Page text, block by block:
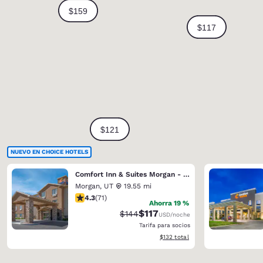
NUEVO EN CHOICE HOTELS
Comfort Inn & Suites Morgan - South Ogden
Morgan, UT
19.55 mi
calificación de 4.35 estrellas. Excelente. 71 reseñas
4.3(71)
Ahorra 19 %
Precio tachado:
$144Precio con descuento:
$117USD/noche
Tarifa para socios
Ver detalles del total estimado
$132 total